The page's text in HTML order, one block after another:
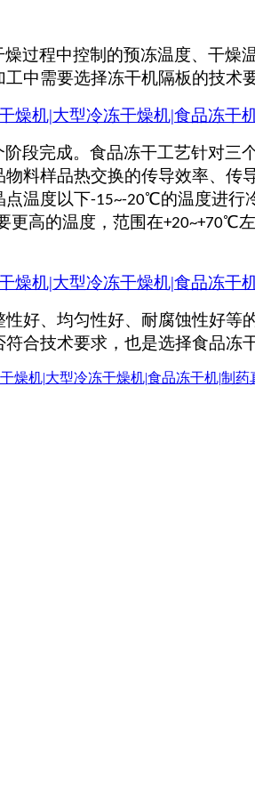
过程中控制的预冻温度、干
工中需要选择冻干机隔板的技术
段完成。食品冻干工艺针对
料样品热交换的传导效率、
点温度以下-15~-20℃的温度进行
更高的温度，范围在+20~+70℃左
好、均匀性好、耐腐蚀性好
合技术要求，也是选择食品冻